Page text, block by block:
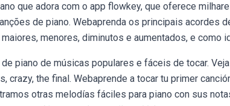
que adora com o app flowkey, que oferece
de piano. Webaprenda os principais acordes
menores, diminutos e aumentados, e como
piano de músicas populares e fáceis de tocar.
crazy, the final. Webaprende a tocar tu primer
otras melodías fáciles para piano con sus